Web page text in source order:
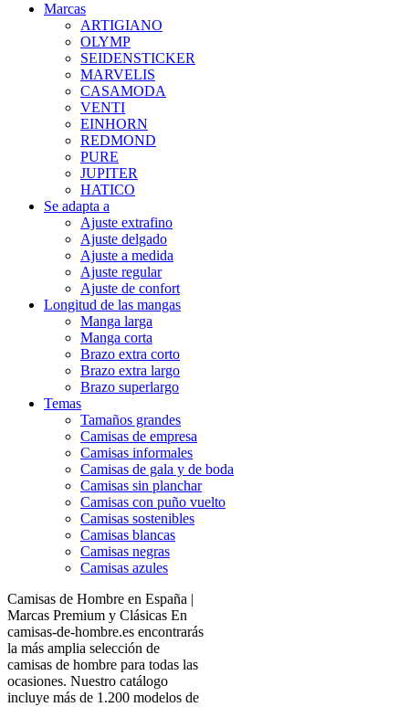
Marcas
ARTIGIANO
OLYMP
SEIDENSTICKER
MARVELIS
CASAMODA
VENTI
EINHORN
REDMOND
PURE
JUPITER
HATICO
Se adapta a
Ajuste extrafino
Ajuste delgado
Ajuste a medida
Ajuste regular
Ajuste de confort
Longitud de las mangas
Manga larga
Manga corta
Brazo extra corto
Brazo extra largo
Brazo superlargo
Temas
Tamaños grandes
Camisas de empresa
Camisas informales
Camisas de gala y de boda
Camisas sin planchar
Camisas con puño vuelto
Camisas sostenibles
Camisas blancas
Camisas negras
Camisas azules
Camisas de Hombre en España |
Marcas Premium y Clásicas En
camisas-de-hombre.es encontrarás
la más amplia selección de
camisas de hombre para todas las
ocasiones. Nuestro catálogo
incluye más de 1.200 modelos de